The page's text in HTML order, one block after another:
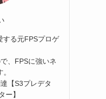
する元FPSプロゲ
、FPSに強いネ
【S3プレデタ
ー】